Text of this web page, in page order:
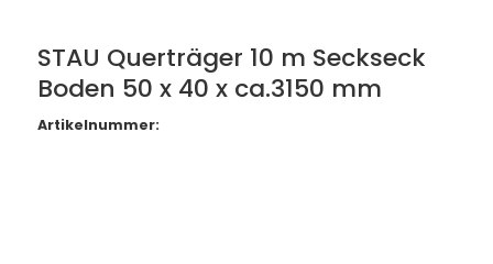
STAU Querträger 10 m Seckseck
Boden 50 x 40 x ca.3150 mm
Artikelnummer: